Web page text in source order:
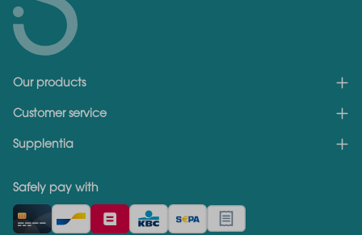
Our products
Customer service
Supplentia
Safely pay with